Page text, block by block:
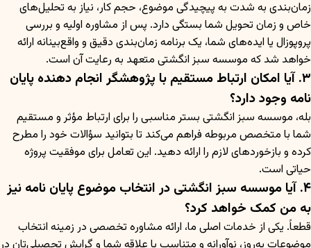
زمان‌بندی به شدت به پیچیدگی موضوع، حجم کار، نیاز به تحلیل‌های
خاص و زمان تحویل شما بستگی دارد. پس از مشاوره اولیه و بررسی
پروپوزال یا ایده‌های شما، یک برنامه زمان‌بندی دقیق و واقع‌بینانه ارائه
خواهد شد که موسسه سبز انگشتی متعهد به رعایت آن است.
۳. آیا امکان ارتباط مستقیم با پژوهشگر انجام دهنده پایان
نامه وجود دارد؟
بله، موسسه سبز انگشتی بستر مناسبی را برای ارتباط مؤثر و مستقیم
شما با متخصص مربوطه فراهم می‌کند تا بتوانید سؤالات خود را مطرح
کرده و بازخوردهای لازم را ارائه دهید. این تعامل برای موفقیت پروژه
حیاتی است.
۴. آیا موسسه سبز انگشتی در انتخاب موضوع پایان نامه نیز
به من کمک خواهد کرد؟
قطعاً. یکی از خدمات اصلی ما، ارائه مشاوره تخصصی در زمینه انتخاب